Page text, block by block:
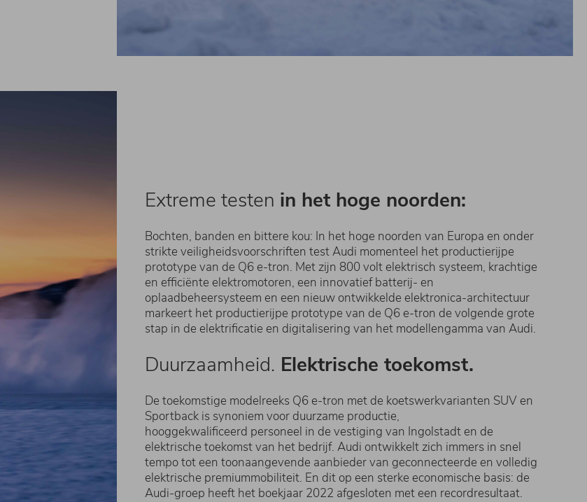
Extreme testen in het hoge noorden:
Bochten, banden en bittere kou: In het hoge noorden van Europa en onder
strikte veiligheidsvoorschriften test Audi momenteel het productierijpe
prototype van de Q6 e-tron. Met zijn 800 volt elektrisch systeem, krachtige
en efficiënte elektromotoren, een innovatief batterij- en
oplaadbeheersysteem en een nieuw ontwikkelde elektronica-architectuur
markeert het productierijpe prototype van de Q6 e-tron de volgende grote
stap in de elektrificatie en digitalisering van het ​modellengamma van Audi.
Duurzaamheid. Elektrische toekomst.
De toekomstige modelreeks Q6 e-tron met de ​koetswerkvarianten SUV en
Sportback is synoniem voor duurzame productie,
​hooggekwalificeerd personeel in de vestiging van Ingolstadt en de
elektrische ​toekomst van het bedrijf. Audi ontwikkelt zich immers in snel
tempo tot een ​toonaangevende aanbieder van geconnecteerde en volledig
elektrische premiummobiliteit. En dit op een sterke economische basis: de
Audi-groep heeft het boekjaar 2022 afgesloten met een recordresultaat.